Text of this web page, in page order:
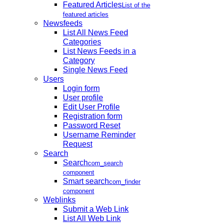
Featured ArticlesList of the
featured articles
Newsfeeds
List All News Feed
Categories
List News Feeds in a
Category
Single News Feed
Users
Login form
User profile
Edit User Profile
Registration form
Password Reset
Username Reminder
Request
Search
Searchcom_search
component
Smart searchcom_finder
component
Weblinks
Submit a Web Link
List All Web Link